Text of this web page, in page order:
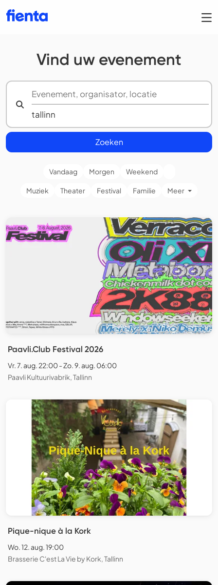
Vind uw evenement
Zoeken
Vandaag Morgen Weekend
Muziek Theater Festival Familie Meer
Paavli.Club Festival 2026
Vr. 7. aug. 22:00 - Zo. 9. aug. 06:00
Paavli Kultuurivabrik, Tallinn
Pique-nique à la Kork
Wo. 12. aug. 19:00
Brasserie C'est La Vie by Kork, Tallinn